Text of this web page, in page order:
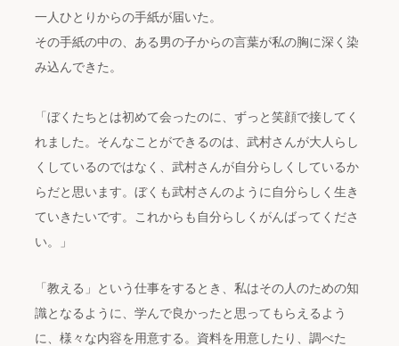
一人ひとりからの手紙が届いた。
その手紙の中の、ある男の子からの言葉が私の胸に深く染
み込んできた。
「ぼくたちとは初めて会ったのに、ずっと笑顔で接してく
れました。そんなことができるのは、武村さんが大人らし
くしているのではなく、武村さんが自分らしくしているか
らだと思います。ぼくも武村さんのように自分らしく生き
ていきたいです。これからも自分らしくがんばってくださ
い。」
「教える」という仕事をするとき、私はその人のための知
識となるように、学んで良かったと思ってもらえるよう
に、様々な内容を用意する。資料を用意したり、調べた